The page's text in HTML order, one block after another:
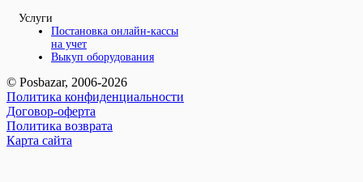
Услуги
Постановка онлайн-кассы
на учет
Выкуп оборудования
© Posbazar, 2006-2026
Политика конфиденциальности
Договор-оферта
Политика возврата
Карта сайта